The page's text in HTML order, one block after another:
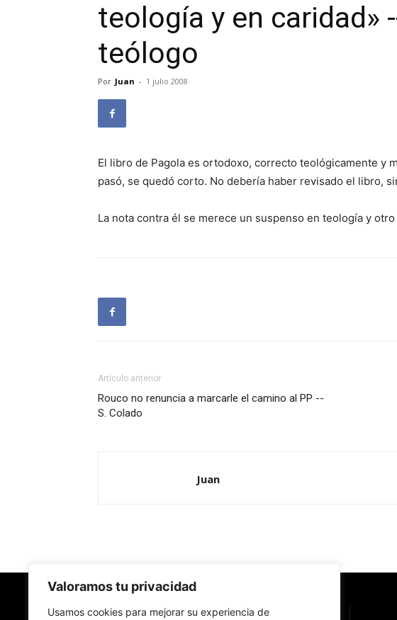
Valoramos tu privacidad
Usamos cookies para mejorar su experiencia de
teología y en caridad»
teólogo
Por Juan - 1 julio 2008
El libro de Pagola es ortodoxo, correcto teológicamente y
pasó, se quedó corto. No debería haber revisado el libro,
La nota contra él se merece un suspenso en teología y
Artículo anterior
Rouco no renuncia a marcarle el camino al PP --
S. Colado
Juan